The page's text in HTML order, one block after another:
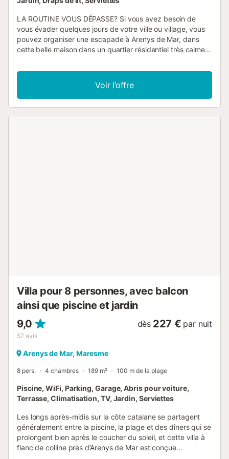
LA ROUTINE VOUS DÉPASSE? Si vous avez besoin de
vous évader quelques jours de votre ville ou village, vous
pouvez organiser une escapade à Arenys de Mar, dans
cette belle maison dans un quartier résidentiel très calme
Méditerranée. LES ENFANTS DE LA FAMILLE SONT LES
BIENVENUS! Ils auront plaisir à courir dans le jardin, à
jouer, à sauter dans la piscine et à découvrir le territoire du
MARESME à vos côtés. BANANA CHILL OUT EST PRÊT À
Voir l’offre
Villa pour 8 personnes, avec balcon
ainsi que piscine et jardin
9,0
57 avis
dès 227 € par nuit
Arenys de Mar, Maresme
8 pers. 4 chambres 189 m² 100 m de la plage
Piscine, WiFi, Parking, Garage, Abris pour voiture,
Terrasse, Climatisation, TV, Jardin, Serviettes
Les longs après-midis sur la côte catalane se partagent
généralement entre la piscine, la plage et des dîners qui se
prolongent bien après le coucher du soleil, et cette villa à
flanc de colline près d’Arenys de Mar est conçue